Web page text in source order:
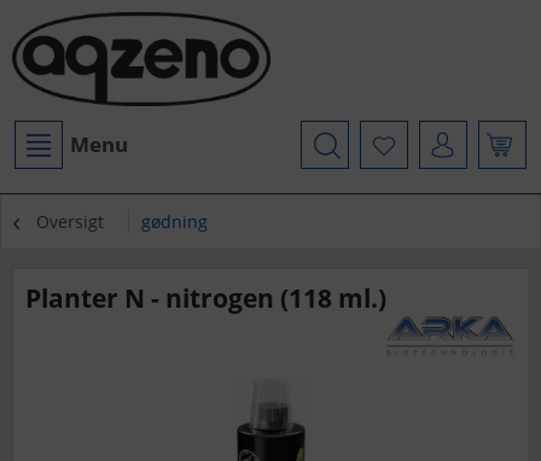
Menu
Oversigt gødning
Planter N - nitrogen (118 ml.)